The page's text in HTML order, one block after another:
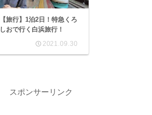
【旅行】1泊2日！特急くろ
しおで行く白浜旅行！
2021.09.30
スポンサーリンク